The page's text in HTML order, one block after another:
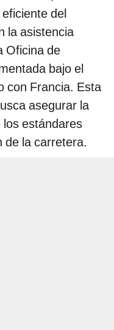
del
la asistencia
Oficina de
bajo el
con Francia. Esta
asegurar la
los estándares
de la carretera.